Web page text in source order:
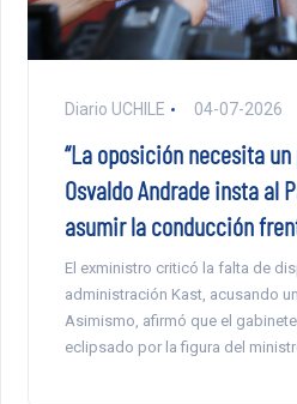
Diario UCHILE 04-07-2026
“La oposición necesita
Osvaldo Andrade insta al
asumir la conducción
El exministro criticó la falta de
administración Kast, acusando
Asimismo, afirmó que el
eclipsado por la figura del